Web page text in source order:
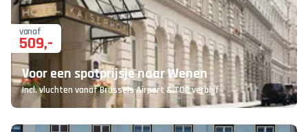
vanaf
509,-
Voor een spotprijsje naar Wenen
Incl. vluchten vanaf Brussels Airport & TOP verblijf